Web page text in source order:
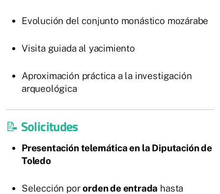
Evolución del conjunto monástico mozárabe
Visita guiada al yacimiento
Aproximación práctica a la investigación
arqueológica
📝 Solicitudes
Presentación telemática en la Diputación de
Toledo
Selección pororden de entrada hasta